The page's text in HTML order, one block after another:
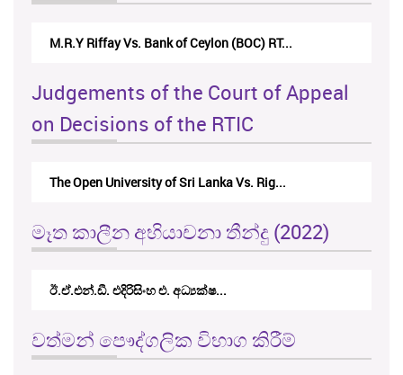
M.R.Y Riffay Vs. Bank of Ceylon (BOC) RT...
Judgements of the Court of Appeal
on Decisions of the RTIC
The Open University of Sri Lanka Vs. Rig...
මෑත කාලීන අභියාචනා තීන්දු (2022)
ඊ.ඒ.එන්.ඩී. එදිරිසිංහ එ. අධ්‍යක්ෂ...
වත්මන් පෞද්ගලික විභාග කිරීම්